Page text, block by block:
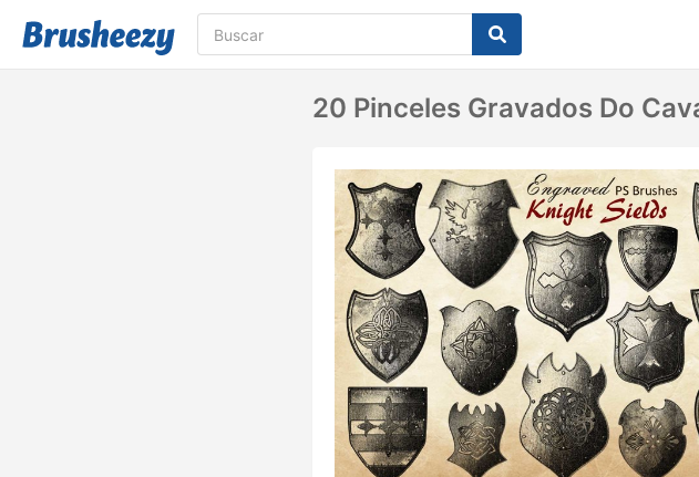
20 Pinceles Gravados Do